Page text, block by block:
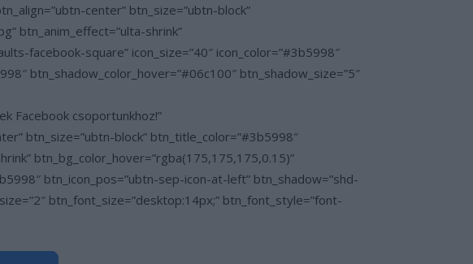
center” btn_size=”ubtn-block”
btn_anim_effect=”ulta-shrink”
facebook-square” icon_size=”40″ icon_color=”#3b5998″
btn_shadow_color_hover=”#06c100″ btn_shadow_size=”5″
Facebook csoportunkhoz!”
btn_size=”ubtn-block” btn_title_color=”#3b5998″
btn_bg_color_hover=”rgba(175,175,175,0.15)”
btn_icon_pos=”ubtn-sep-icon-at-left” btn_shadow=”shd-
btn_font_size=”desktop:14px;” btn_font_style=”font-